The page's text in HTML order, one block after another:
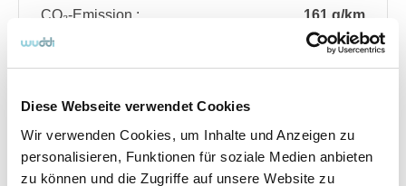
Diese Webseite verwendet Cookies
Wir verwenden Cookies, um Inhalte und Anzeigen zu
personalisieren, Funktionen für soziale Medien anbieten
zu können und die Zugriffe auf unsere Website zu
CO₂-Emission :
161 g/km
CO₂-Klasse :
F
Angebotsnummer ABO76.156